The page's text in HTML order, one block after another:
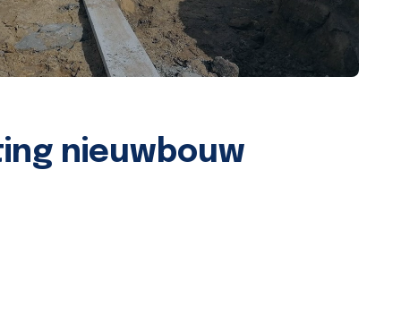
nieuwbouw